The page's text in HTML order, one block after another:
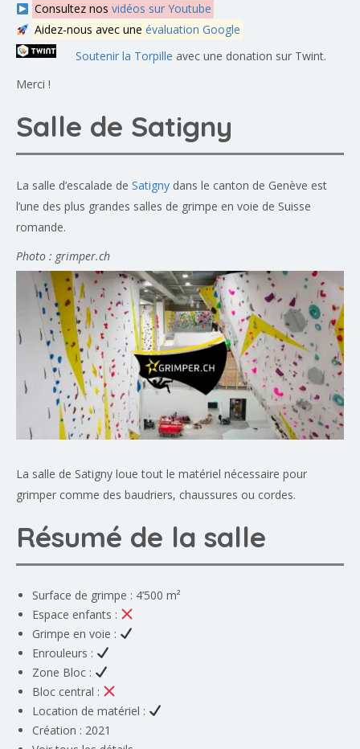
Consultez nos vidéos sur Youtube
Aidez-nous avec une évaluation Google
Soutenir la Torpille avec une donation sur Twint.
Merci !
Salle de Satigny
La salle d’escalade de Satigny dans le canton de Genève est
l’une des plus grandes salles de grimpe en voie de Suisse
romande.
Photo : grimper.ch
La salle de Satigny loue tout le matériel nécessaire pour
grimper comme des baudriers, chaussures ou cordes.
Résumé de la salle
Surface de grimpe : 4’500 m²
Espace enfants :
Grimpe en voie :
Enrouleurs :
Zone Bloc :
Bloc central :
Location de matériel :
Création : 2021